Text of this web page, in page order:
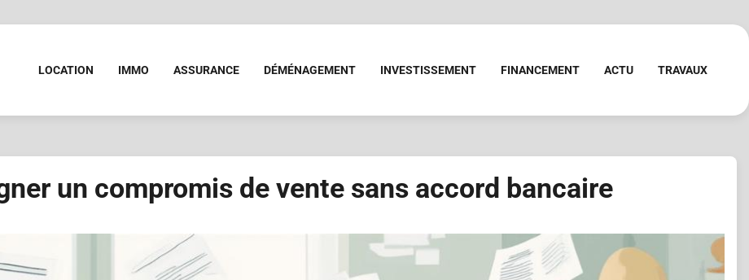
LOCATION IMMO ASSURANCE DÉMÉNAGEMENT INVESTISSEMENT FINANCEMENT ACTU TRAVAUX
un compromis de vente sans accord bancaire